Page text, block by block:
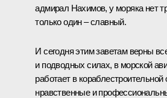
адмирал Нахимов, у моряка нет
только один – славный.
И сегодня этим заветам верны
и подводных силах, в морской
работает в
нравственные и